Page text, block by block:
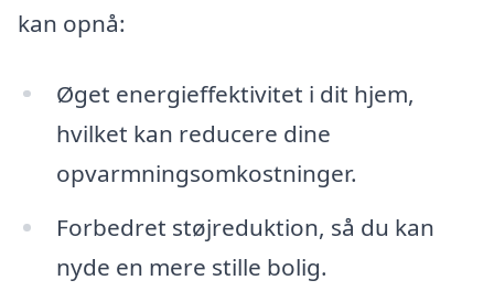
kan opnå:
Øget energieffektivitet i dit hjem,
hvilket kan reducere dine
opvarmningsomkostninger.
Forbedret støjreduktion, så du kan
nyde en mere stille bolig.